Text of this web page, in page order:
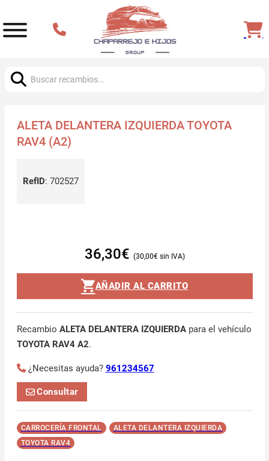
ALETA DELANTERA IZQUIERDA TOYOTA
RAV4 (A2)
RefID: 702527
36,30€ 30,00€
AÑADIR AL CARRITO
Recambio ALETA DELANTERA IZQUIERDApara el vehículo
TOYOTA RAV4 A2.
¿Necesitas ayuda? 961234567
Consultar
CARROCERÍA FRONTAL
ALETA DELANTERA IZQUIERDA
TOYOTA RAV4